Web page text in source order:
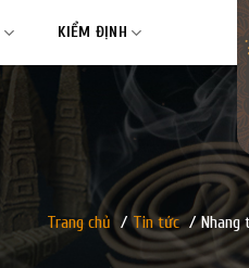
KIỂM ĐỊNH
Trang chủ / Tin tức / Nhang